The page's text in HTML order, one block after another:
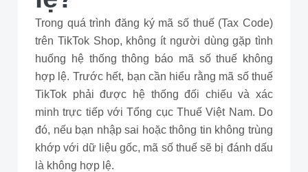
Trong quá trình đăng ký mã số thuế (Tax Code)
trên TikTok Shop, không ít người dùng gặp tình
huống hệ thống thông báo mã số thuế không
hợp lệ. Trước hết, bạn cần hiểu rằng mã số thuế
TikTok phải được hệ thống đối chiếu và xác
minh trực tiếp với Tổng cục Thuế Việt Nam. Do
đó, nếu bạn nhập sai hoặc thông tin không trùng
khớp với dữ liệu gốc, mã số thuế sẽ bị đánh dấu
là không hợp lệ.